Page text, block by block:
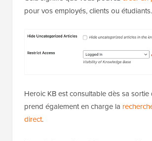
pour vos employés, clients ou étudiants.
Heroic KB est consultable dès sa
prend également en charge la
direct.